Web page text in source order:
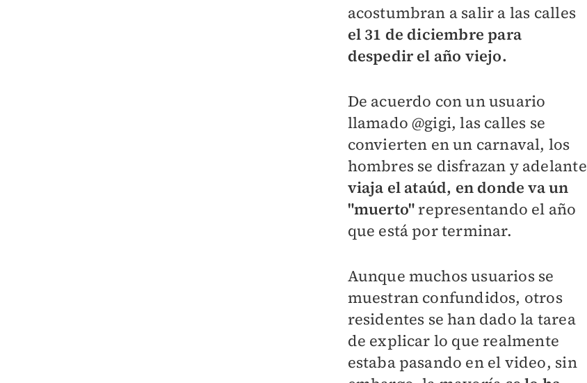
acostumbran a salir a las calles
el 31 de diciembre para
despedir el año viejo.
De acuerdo con un usuario
llamado @gigi, las calles se
convierten en un carnaval, los
hombres se disfrazan y adelante
viaja el ataúd, en donde va un
"muerto"representando el año
que está por terminar.
Aunque muchos usuarios se
muestran confundidos, otros
residentes se han dado la tarea
de explicar lo que realmente
estaba pasando en el video, sin